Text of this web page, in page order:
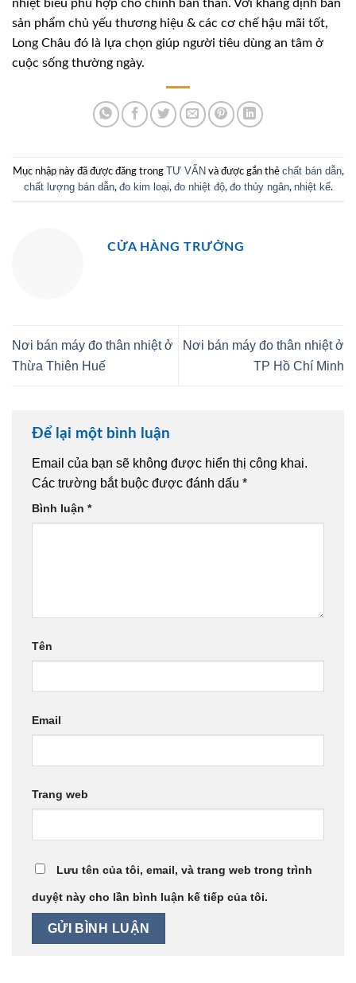
nhiệt biểu phù hợp cho chính bản thân. Với khẳng định bán
sản phẩm chủ yếu thương hiệu & các cơ chế hậu mãi tốt,
Long Châu đó là lựa chọn giúp người tiêu dùng an tâm ở
cuộc sống thường ngày.
Mục nhập này đã được đăng trong TƯ VẤN và được gắn thẻ chất bán dẫn,
chất lượng bán dẫn, đo kim loại, đo nhiệt độ, đo thủy ngân, nhiệt kế.
CỬA HÀNG TRƯỞNG
Nơi bán máy đo thân nhiệt ở
Thừa Thiên Huế
Nơi bán máy đo thân nhiệt ở
TP Hồ Chí Minh
Để lại một bình luận
Email của bạn sẽ không được hiển thị công khai.
Các trường bắt buộc được đánh dấu *
Bình luận *
Tên
Email
Trang web
Lưu tên của tôi, email, và trang web trong trình
duyệt này cho lần bình luận kế tiếp của tôi.